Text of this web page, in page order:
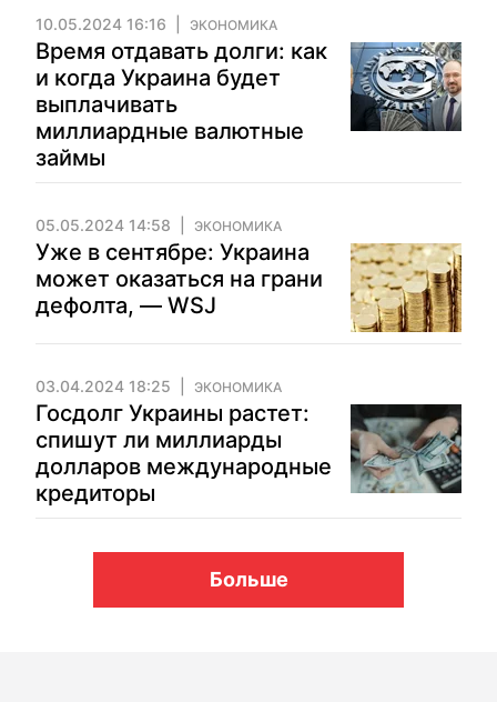
10.05.2024 16:16 ЭКОНОМИКА
Время отдавать долги: как
и когда Украина будет
выплачивать
миллиардные валютные
займы
05.05.2024 14:58 ЭКОНОМИКА
Уже в сентябре: Украина
может оказаться на грани
дефолта, — WSJ
03.04.2024 18:25 ЭКОНОМИКА
Госдолг Украины растет:
спишут ли миллиарды
долларов международные
кредиторы
Больше